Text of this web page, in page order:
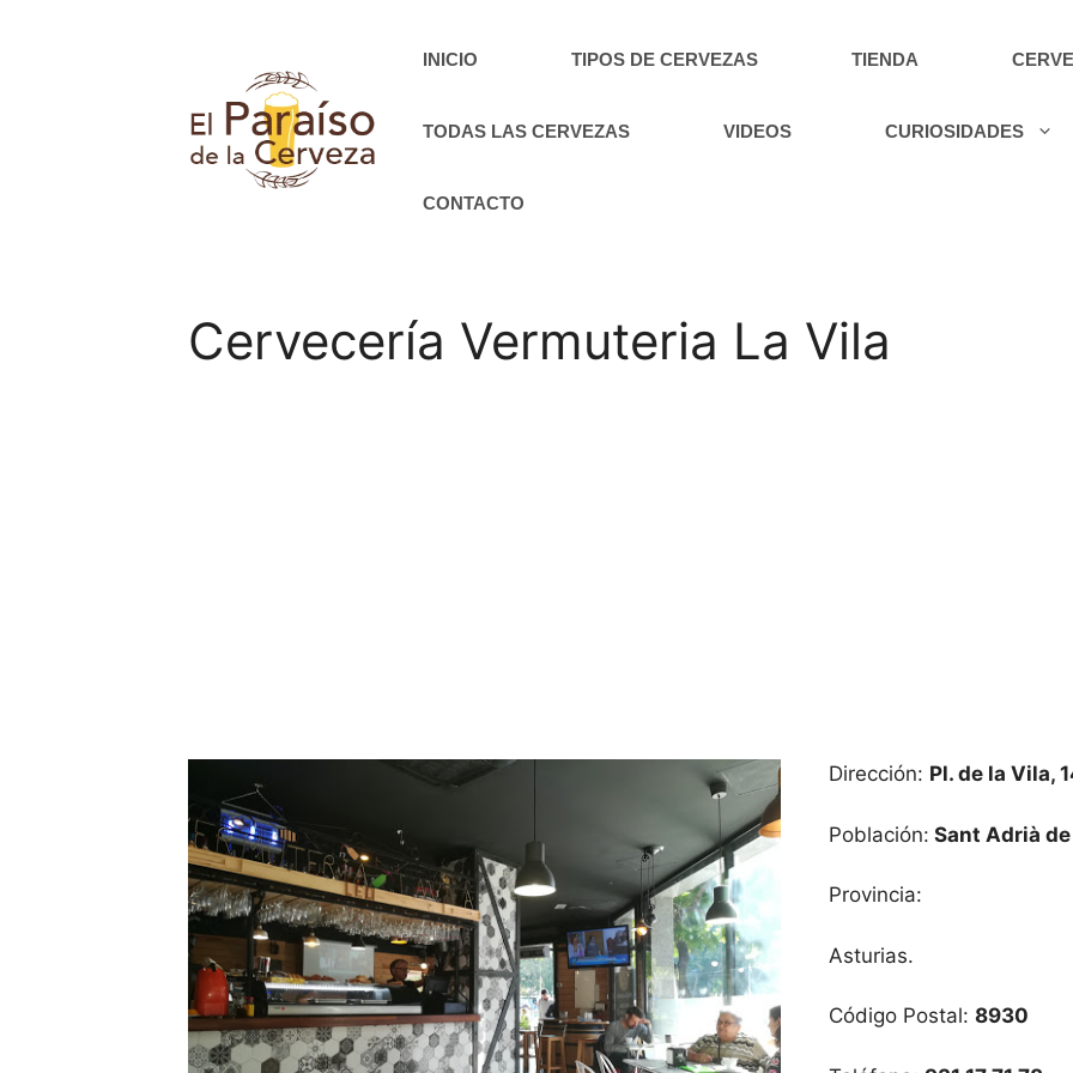
INICIO TIPOS DE CERVEZAS TIENDA
TODAS LAS CERVEZAS VIDEOS CURIOSIDADES
CONTACTO
Cervecería Vermuteria La Vila
Dirección: Pl. de la Vila,
Población: Sant Adrià
Provincia:
Asturias.
Código Postal: 8930